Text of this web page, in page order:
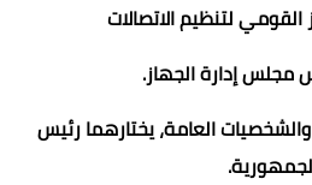
مجلس إدارة الجهاز.
العامة، يختارهما رئيس